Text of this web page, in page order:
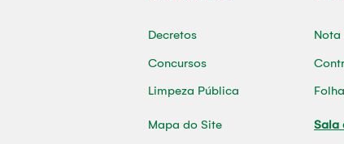
Decretos
Concursos
Limpeza Pública
Mapa do Site
Nota
Sala